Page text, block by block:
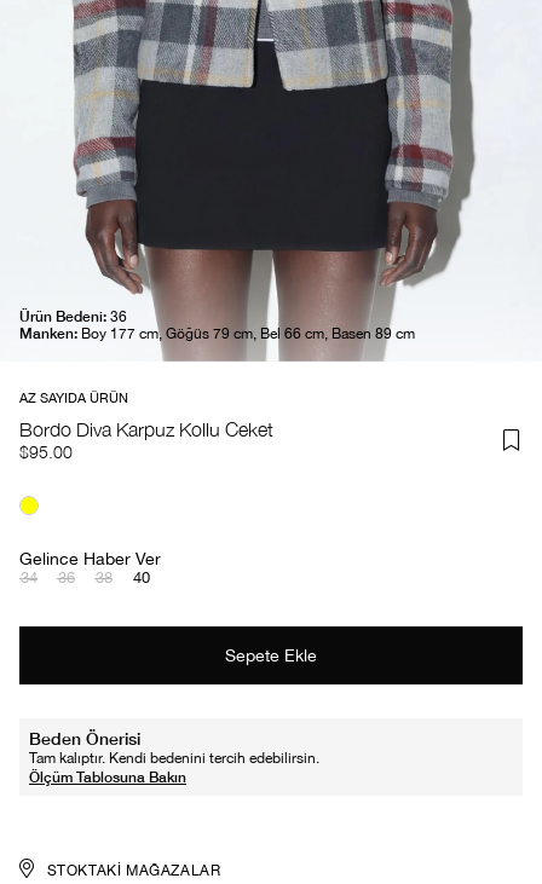
Ürün Bedeni: 36
Manken: Boy 177 cm, Göğüs 79 cm, Bel 66 cm, Basen 89 cm
AZ SAYIDA ÜRÜN
Bordo Diva Karpuz Kollu Ceket
$95.00
Gelince Haber Ver
34 36 38 40
Beden Önerisi
Tam kalıptır. Kendi bedenini tercih edebilirsin.
STOKTAKI MAĞAZALAR